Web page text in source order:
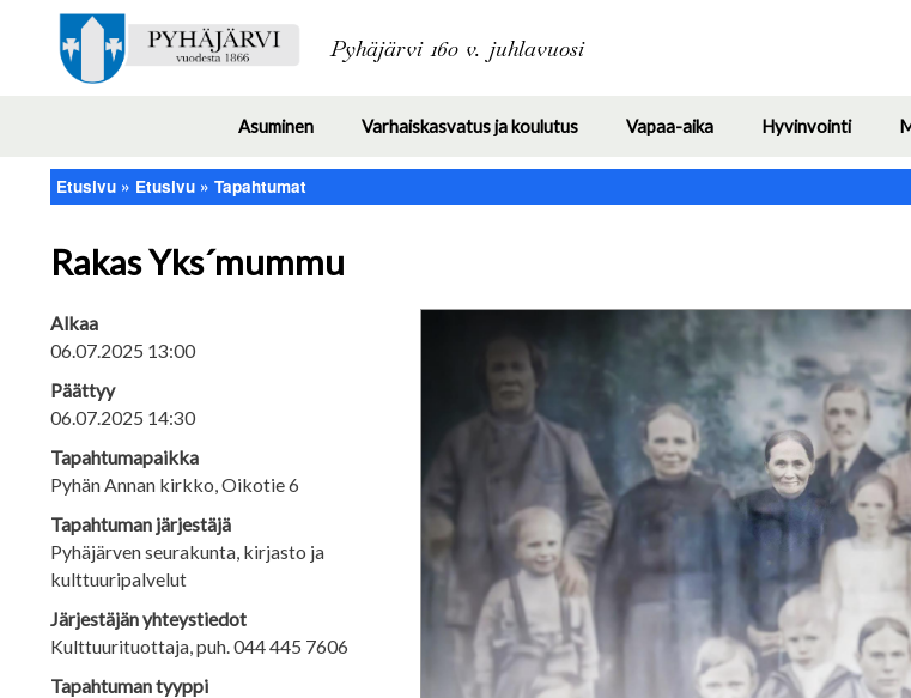
Pyhäjärvi 160 v. juhlavuosi
Asuminen
Toggle
Varhaiskasvatus ja koulutus
Toggle
Vapaa-aika
Toggle
Hyvinvointi
Toggle
Murupolku
Etusivu Etusivu Tapahtumat
Rakas Yks´mummu
Alkaa
06.07.2025 13:00
Päättyy
06.07.2025 14:30
Tapahtumapaikka
Pyhän Annan kirkko, Oikotie 6
Tapahtuman järjestäjä
Pyhäjärven seurakunta, kirjasto ja
kulttuuripalvelut
Järjestäjän yhteystiedot
Kulttuurituottaja, puh. 044 445 7606
Tapahtuman tyyppi